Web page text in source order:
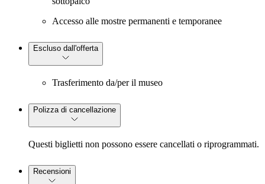
Accesso alle mostre permanenti e temporanee
Escluso dall'offerta
Trasferimento da/per il museo
Polizza di cancellazione
Questi biglietti non possono essere cancellati o riprogrammati.
Recensioni